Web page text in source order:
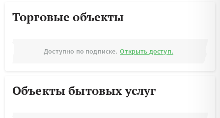
Торговые объекты
Доступно по подписке. Открыть доступ.
Объекты бытовых услуг